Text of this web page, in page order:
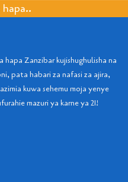
Zanzibar kujishughulisha na
pata habari za nafasi za ajira,
kuwa sehemu moja yenye
mazuri ya karne ya 21!